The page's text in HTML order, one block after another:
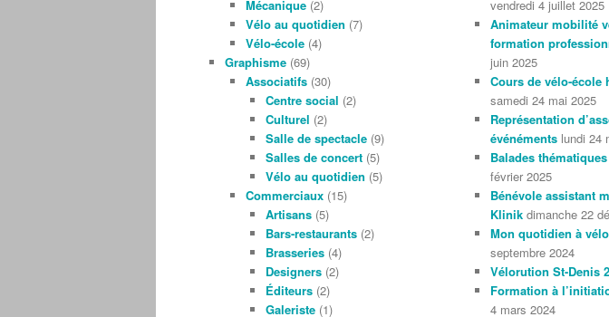
Mécanique(2)
Vélo au quotidien (7)
Vélo-école(4)
Graphisme (69)
Associatifs(30)
Centre social (2)
Culturel (2)
Salle de spectacle (9)
Salles de concert (5)
Vélo au quotidien (5)
Commerciaux(15)
Artisans (5)
Bars-restaurants (2)
Brasseries (4)
Designers (2)
Éditeurs (2)
Galeriste (1)
vendredi 4 juillet 2025
Animateur mobilité
formation
juin 2025
Cours de vélo-école
samedi 24 mai 2025
Représentation
événéments lundi 24
Balades
février 2025
Bénévole assistant
Klinik dimanche 22
Mon quotidien à vélo
septembre 2024
Vélorution St-Denis
Formation à
4 mars 2024